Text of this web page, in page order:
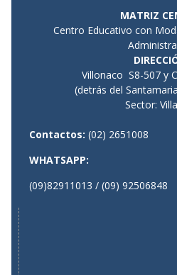
MATRIZ
Centro Educativo con
Villonaco S8-507 y
(detrás del
Sector:
Contactos: (02) 2651008
WHATSAPP:
(09)82911013 / (09) 92506848